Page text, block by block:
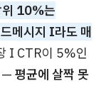
10%는
메시지 I라도 매
I CTR이 5%인
— 평균에 살짝 못